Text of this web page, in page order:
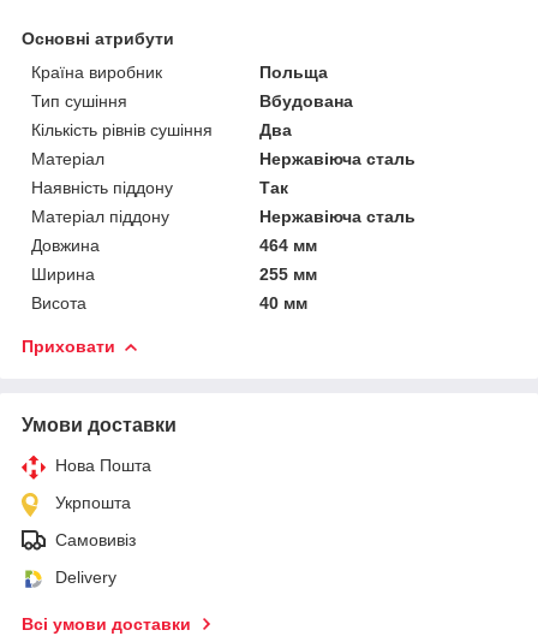
Основні атрибути
Країна виробник
Польща
Тип сушіння
Вбудована
Кількість рівнів сушіння
Два
Матеріал
Нержавіюча сталь
Наявність піддону
Так
Матеріал піддону
Нержавіюча сталь
Довжина
464 мм
Ширина
255 мм
Висота
40 мм
Приховати
Умови доставки
Нова Пошта
Укрпошта
Самовивіз
Delivery
Всі умови доставки